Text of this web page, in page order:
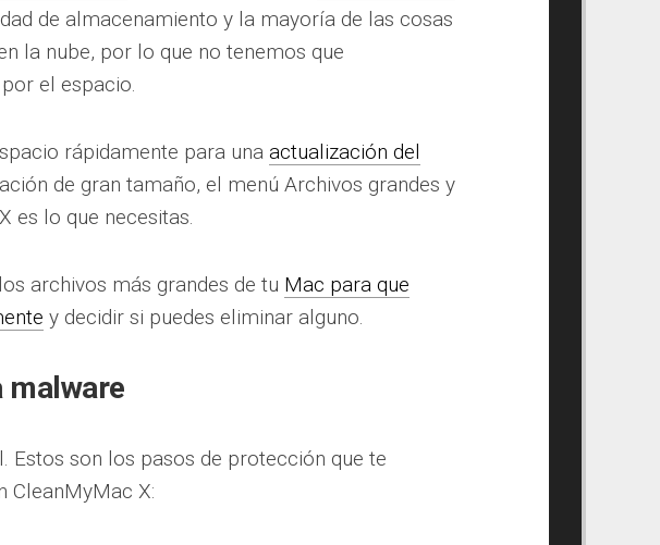
de almacenamiento y la mayoría de las cosas
la nube, por lo que no tenemos que
el espacio.
rápidamente para una actualización del
de gran tamaño, el menú Archivos grandes y
es lo que necesitas.
archivos más grandes de tu Mac para que
y decidir si puedes eliminar alguno.
malware
Estos son los pasos de protección que te
CleanMyMac X: